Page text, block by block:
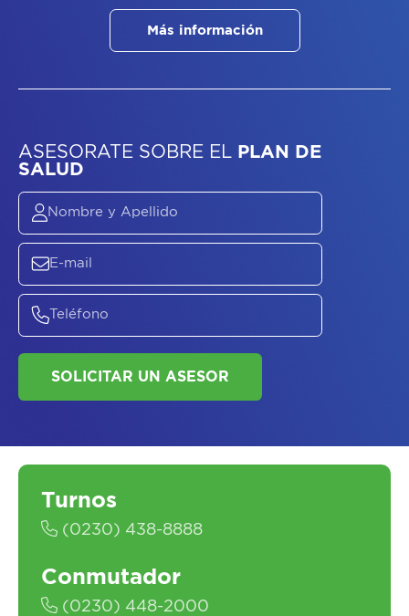
Más información
EL
Turnos
(0230) 438-8888
Conmutador
(0230) 448-2000